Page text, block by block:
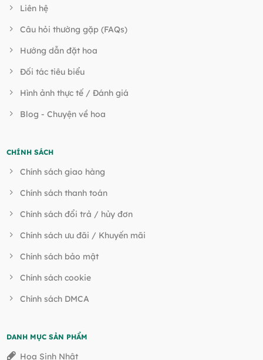
Liên hệ
Câu hỏi thường gặp (FAQs)
Hướng dẫn đặt hoa
Đối tác tiêu biểu
Hình ảnh thực tế / Đánh giá
Blog - Chuyện về hoa
CHÍNH SÁCH
Chính sách giao hàng
Chính sách thanh toán
Chính sách đổi trả / hủy đơn
Chính sách ưu đãi / Khuyến mãi
Chính sách bảo mật
Chính sách cookie
Chính sách DMCA
DANH MỤC SẢN PHẨM
Hoa Sinh Nhật